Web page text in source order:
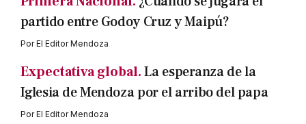
partido entre Godoy Cruz y Maipú?
PorEl Editor Mendoza
Expectativa global.La esperanza de la
Iglesia de Mendoza por el arribo del papa
PorEl Editor Mendoza